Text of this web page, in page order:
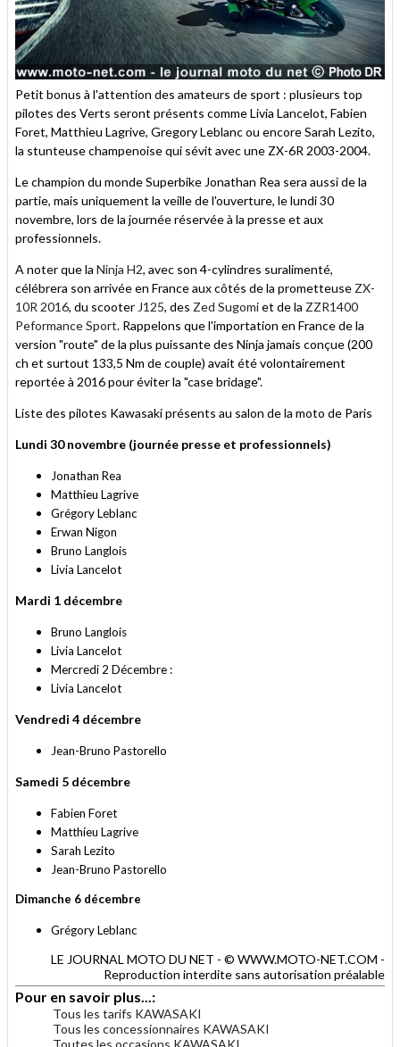
Petit bonus à l'attention des amateurs de sport : plusieurs top
pilotes des Verts seront présents comme Livia Lancelot, Fabien
Foret, Matthieu Lagrive, Gregory Leblanc ou encore Sarah Lezito,
la stunteuse champenoise qui sévit avec une ZX-6R 2003-2004.
Le champion du monde Superbike Jonathan Rea sera aussi de la
partie, mais uniquement la veille de l'ouverture, le lundi 30
novembre, lors de la journée réservée à la presse et aux
professionnels.
A noter que la Ninja H2, avec son 4-cylindres suralimenté,
célébrera son arrivée en France aux côtés de la prometteuse ZX-
10R 2016, du scooter J125, des Zed Sugomiet de la ZZR1400
Peformance Sport. Rappelons que l'importation en France de la
version "route" de la plus puissante des Ninja jamais conçue (200
ch et surtout 133,5 Nm de couple) avait été volontairement
reportée à 2016 pour éviter la "case bridage".
Liste des pilotes Kawasaki présents au salon de la moto de Paris
Lundi 30 novembre (journée presse et professionnels)
Jonathan Rea
Matthieu Lagrive
Grégory Leblanc
Erwan Nigon
Bruno Langlois
Livia Lancelot
Mardi 1 décembre
Bruno Langlois
Livia Lancelot
Mercredi 2 Décembre :
Livia Lancelot
Vendredi 4 décembre
Jean-Bruno Pastorello
Samedi 5 décembre
Fabien Foret
Matthieu Lagrive
Sarah Lezito
Jean-Bruno Pastorello
Dimanche 6 décembre
Grégory Leblanc
LE JOURNAL MOTO DU NET - © WWW.MOTO-NET.COM -
Reproduction interdite sans autorisation préalable
Pour en savoir plus...:
Tous les tarifs KAWASAKI
Tous les concessionnaires KAWASAKI
Toutes les occasions KAWASAKI